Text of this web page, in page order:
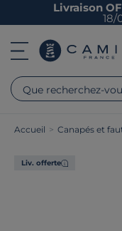
Livraison
18/
Que recherchez-
Accueil > Canapés et
Liv. offerte